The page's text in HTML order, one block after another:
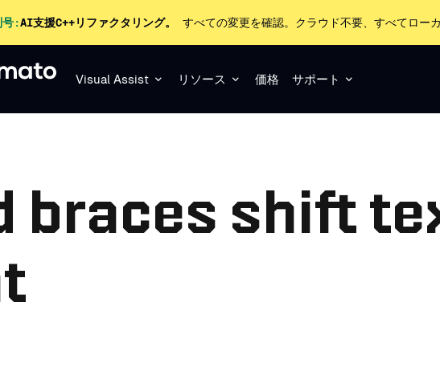
号:AI支援C++リファクタリング。 すべての変更を確認。クラウド不要、すべてロー
Visual Assist リソース 価格 サポート
braces shift